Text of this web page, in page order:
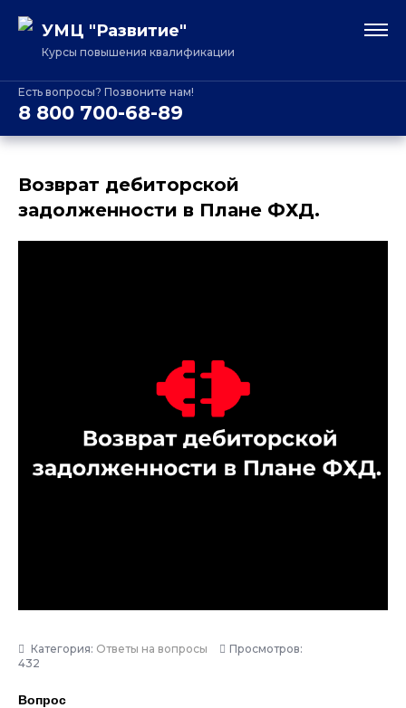
УМЦ "Развитие"
Курсы повышения квалификации
Есть вопросы? Позвоните нам!
8 800 700-68-89
Возврат дебиторской
задолженности в Плане ФХД.
Категория: Ответы на вопросы
Просмотров:
432
Вопрос